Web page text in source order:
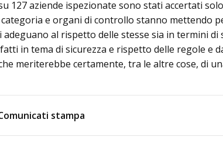
127 aziende ispezionate sono stati accertati
e organi di controllo stanno mettendo
al rispetto delle stesse sia in termini
in tema di sicurezza e rispetto delle regole e
meriterebbe certamente, tra le altre cose, di
stampa